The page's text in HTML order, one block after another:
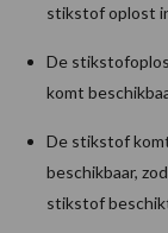
stikstof oplost
De
komt
De stikstof
beschikbaar,
stikstof